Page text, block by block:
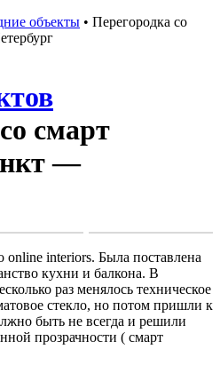
объекты • Перегородка со
смарт
—
online interiors. Была поставлена
кухни и балкона. В
раз менялось техническое
стекло, но потом пришли к
быть не всегда и решили
прозрачности ( смарт